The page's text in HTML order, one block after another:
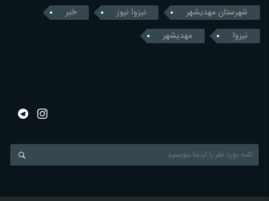
شهرستان مهدیشهر نیزوا نیوز
خبر
نیزوا
مهدیشهر